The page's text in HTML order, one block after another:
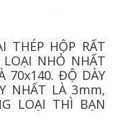
THÉP HỘP RẤT
NHỎ NHẤT
70x140. ĐỘ DÀY
NHẤT LÀ 3mm,
LOẠI THÌ BẠN